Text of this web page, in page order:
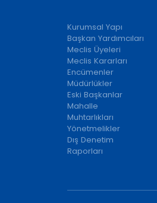
Kurumsal Yapı
Başkan Yardımcıları
Meclis Üyeleri
Meclis Kararları
Encümenler
Müdürlükler
Eski Başkanlar
Mahalle
Muhtarlıkları
Yönetmelikler
Dış Denetim
Raporları